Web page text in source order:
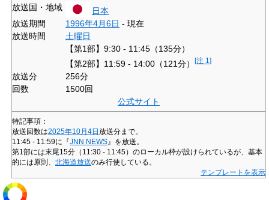
放送国・地域
日本
放送期間
1996年4月6日 - 現在
放送時間
土曜日
【第1部】9:30 - 11:45（135分）
【第2部】11:59 - 14:00（121分）
[注 1 ]
放送分
256分
回数
1500回
公式サイト
特記事項：
放送回数は2025年10月4日 放送分まで。
11:45 - 11:59に『JNN NEWS 』を放送。
第1部には末尾15分（11:30 - 11:45）のローカル枠が設けられているが、基本
的には原則、 北海道放送のみ行使している。
テンプレートを表示